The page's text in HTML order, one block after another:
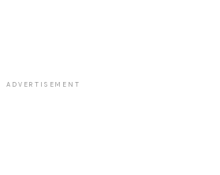
ADVERTISEMENT